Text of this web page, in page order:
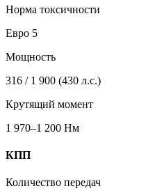
Норма токсичности
Евро 5
Мощность
316 / 1 900 (430 л.с.)
Крутящий момент
1 970–1 200 Нм
КПП
Количество передач